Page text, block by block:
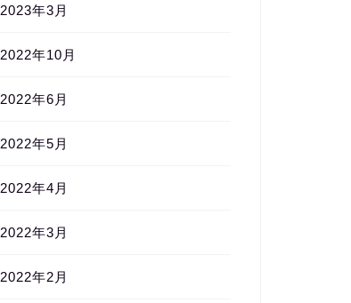
2023年3月
2022年10月
2022年6月
2022年5月
2022年4月
2022年3月
2022年2月